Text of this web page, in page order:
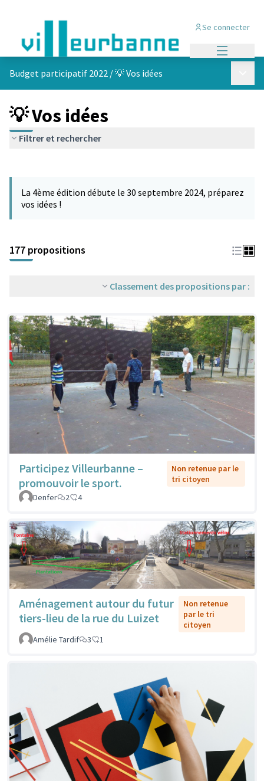
Se connecter
Budget participatif 2022 /💡 Vos idées
💡 Vos idées
Filtrer et rechercher
−
La 4ème édition débute le 30 septembre 2024, préparez
vos idées !
177 propositions
Classement des propositions par :
Participez Villeurbanne –
promouvoir le sport.
Non retenue par le
tri citoyen
Denfer
2 4
Aménagement autour du futur
tiers-lieu de la rue du Luizet
Non retenue
par le tri
citoyen
Amélie Tardif
3 1